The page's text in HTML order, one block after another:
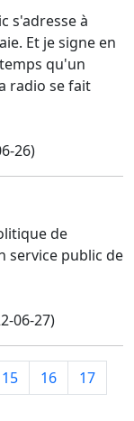
s'adresse à
Et je signe en
qu'un
radio se fait
26)
de
service public de
06-27)
15 16
17